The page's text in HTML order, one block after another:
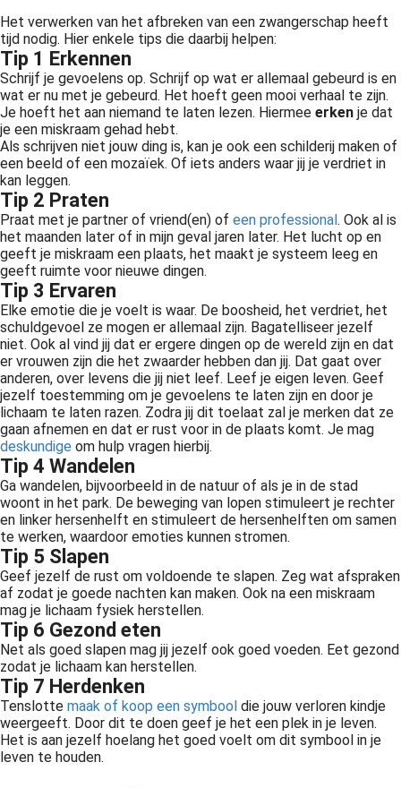
Het verwerken van het afbreken van een zwangerschap heeft
tijd nodig. Hier enkele tips die daarbij helpen:
Tip 1 Erkennen
Schrijf je gevoelens op. Schrijf op wat er allemaal gebeurd is en
wat er nu met je gebeurd. Het hoeft geen mooi verhaal te zijn.
Je hoeft het aan niemand te laten lezen. Hiermee erken je dat
je een miskraam gehad hebt.
Als schrijven niet jouw ding is, kan je ook een schilderij maken of
een beeld of een mozaïek. Of iets anders waar jij je verdriet in
kan leggen.
Tip 2 Praten
Praat met je partner of vriend(en) of een professional. Ook al is
het maanden later of in mijn geval jaren later. Het lucht op en
geeft je miskraam een plaats, het maakt je systeem leeg en
geeft ruimte voor nieuwe dingen.
Tip 3 Ervaren
Elke emotie die je voelt is waar. De boosheid, het verdriet, het
schuldgevoel ze mogen er allemaal zijn. Bagatelliseer jezelf
niet. Ook al vind jij dat er ergere dingen op de wereld zijn en dat
er vrouwen zijn die het zwaarder hebben dan jij. Dat gaat over
anderen, over levens die jij niet leef. Leef je eigen leven. Geef
jezelf toestemming om je gevoelens te laten zijn en door je
lichaam te laten razen. Zodra jij dit toelaat zal je merken dat ze
gaan afnemen en dat er rust voor in de plaats komt. Je mag
deskundige om hulp vragen hierbij.
Tip 4 Wandelen
Ga wandelen, bijvoorbeeld in de natuur of als je in de stad
woont in het park. De beweging van lopen stimuleert je rechter
en linker hersenhelft en stimuleert de hersenhelften om samen
te werken, waardoor emoties kunnen stromen.
Tip 5 Slapen
Geef jezelf de rust om voldoende te slapen. Zeg wat afspraken
af zodat je goede nachten kan maken. Ook na een miskraam
mag je lichaam fysiek herstellen.
Tip 6 Gezond eten
Net als goed slapen mag jij jezelf ook goed voeden. Eet gezond
zodat je lichaam kan herstellen.
Tip 7 Herdenken
Tenslotte maak of koop een symbool die jouw verloren kindje
weergeeft. Door dit te doen geef je het een plek in je leven.
Het is aan jezelf hoelang het goed voelt om dit symbool in je
leven te houden.